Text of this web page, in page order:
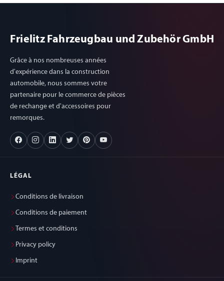
Frielitz Fahrzeugbau und Zubehör GmbH
Grâce à nos nombreuses années
d'expérience dans la construction
automobile, nous sommes votre
partenaire pour le commerce de pièces
de rechange et d'accessoires pour
remorques.
LÉGAL
Conditions de livraison
Conditions de paiement
Termes et conditions
Privacy policy
Imprint